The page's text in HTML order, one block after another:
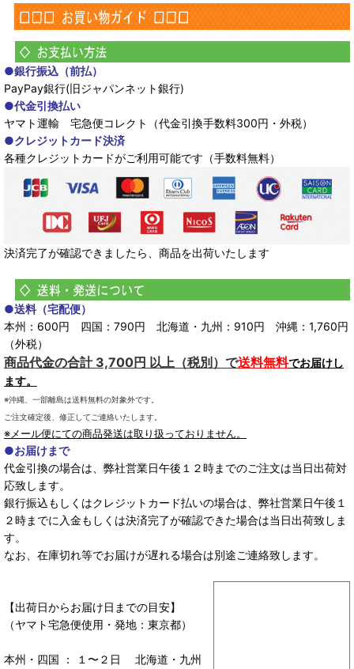
●銀行振込（前払）
PayPay銀行(旧ジャパンネット銀行)
●代金引換払い
ヤマト運輸 宅急便コレクト（代金引換手数料300円・外税）
●クレジットカード決済
各種クレジットカードがご利用可能です（手数料無料）
決済完了が確認できましたら、商品を出荷いたします
●送料（宅配便）
本州：600円 四国：790円 北海道・九州：910円 沖縄：1,760円
（外税）
商品代金の合計 3,700円 以上（税別）で送料無料でお届けし
ます。
※沖縄、一部離島は送料無料の対象外です。
ご注文確定後、修正してご連絡いたします。
※メール便にての商品発送は取り扱っておりません。
●お届けまで
代金引換の場合は、弊社営業日午後１２時までのご注文は当日出荷対
応致します。
銀行振込もしくはクレジットカード払いの場合は、弊社営業日午後１
２時までに入金もしくは決済完了が確認できた場合は当日出荷致しま
す。
なお、在庫切れ等でお届けが遅れる場合は別途ご連絡致します。
【出荷日からお届け日までの目安】
（ヤマト宅急便使用・発地：東京都）
本州・四国 ： １〜２日 北海道・九州